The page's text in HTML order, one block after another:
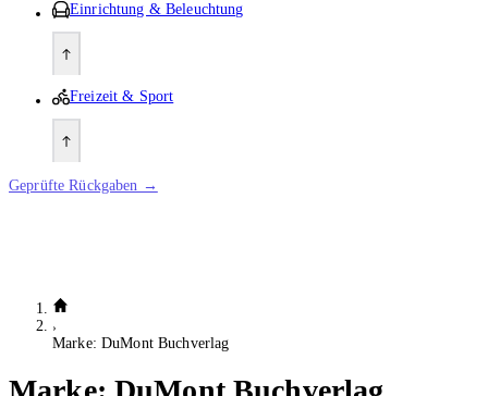
Einrichtung & Beleuchtung
Freizeit & Sport
Geprüfte Rückgaben →
Marke: DuMont Buchverlag